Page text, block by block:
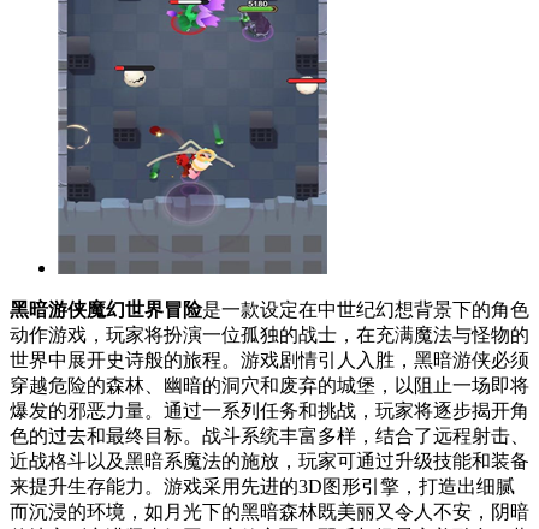
黑暗游侠魔幻世界冒险是一款设定在中世纪幻想背景下的角色
动作游戏，玩家将扮演一位孤独的战士，在充满魔法与怪物的
世界中展开史诗般的旅程。游戏剧情引人入胜，黑暗游侠必须
穿越危险的森林、幽暗的洞穴和废弃的城堡，以阻止一场即将
爆发的邪恶力量。通过一系列任务和挑战，玩家将逐步揭开角
色的过去和最终目标。战斗系统丰富多样，结合了远程射击、
近战格斗以及黑暗系魔法的施放，玩家可通过升级技能和装备
来提升生存能力。游戏采用先进的3D图形引擎，打造出细腻
而沉浸的环境，如月光下的黑暗森林既美丽又令人不安，阴暗